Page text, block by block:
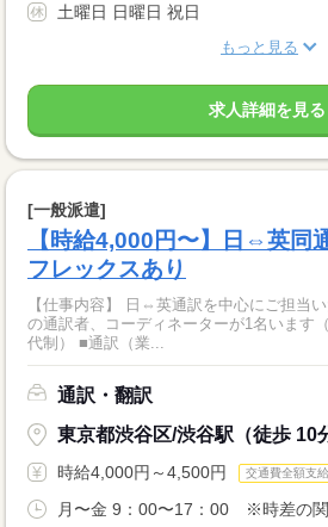
土曜日 日曜日 祝日
もっと見る
求人詳細を見る
[一般派遣]
【時給4,000円〜】日⇔英同
フレックスあり
【仕事内容】 日⇔英通訳を中心にご担当
の通訳者、コーディネーターが1名います
代制） ■通訳（業...
通訳・翻訳
東京都渋谷区/渋谷駅（徒歩 10
時給4,000円～4,500円 交通費全額支給
月〜金 9：00〜17：00 ※時差の関